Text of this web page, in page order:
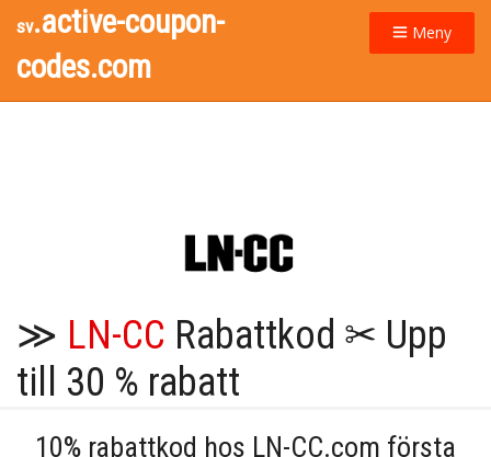
sv.active-coupon-
codes.com
Meny
≫ LN-CC Rabattkod ✂ Upp
till 30 % rabatt
10% rabattkod hos LN-CC.com första